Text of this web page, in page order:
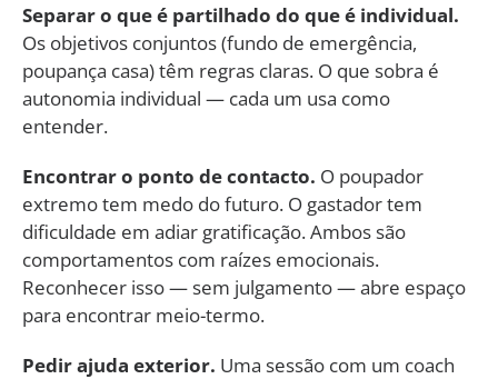
Separar o que é partilhado do que é individual.
Os objetivos conjuntos (fundo de emergência,
poupança casa) têm regras claras. O que sobra é
autonomia individual — cada um usa como
entender.
Encontrar o ponto de contacto. O poupador
extremo tem medo do futuro. O gastador tem
dificuldade em adiar gratificação. Ambos são
comportamentos com raízes emocionais.
Reconhecer isso — sem julgamento — abre espaço
para encontrar meio-termo.
Pedir ajuda exterior. Uma sessão com um coach